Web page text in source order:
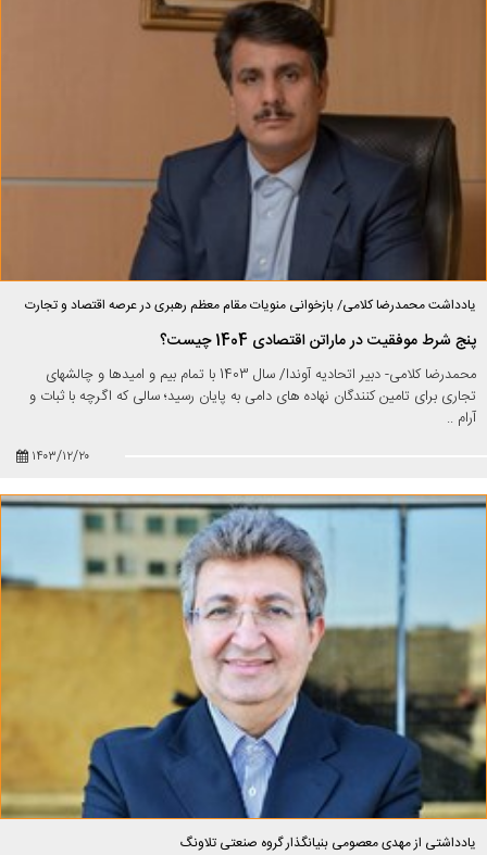
یادداشت محمدرضا کلامی/ بازخوانی منویات مقام معظم رهبری در عرصه اقتصاد و تجارت
پنج شرط موفقیت در ماراتن اقتصادی 1404 چیست؟
محمدرضا کلامی- دبیر اتحادیه آوندا/ سال 1403 با تمام بیم و امیدها و چالشهای
تجاری برای تامین کنندگان نهاده های دامی به پایان رسید؛ سالی که اگرچه با ثبات و
آرام ..
۱۴۰۳/۱۲/۲۰
یادداشتی از مهدی معصومی بنیانگذار گروه صنعتی تلاونگ